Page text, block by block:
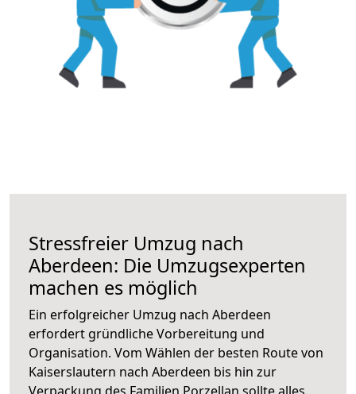
Stressfreier Umzug nach
Aberdeen: Die Umzugsexperten
machen es möglich
Ein erfolgreicher Umzug nach Aberdeen
erfordert gründliche Vorbereitung und
Organisation. Vom Wählen der besten Route von
Kaiserslautern nach Aberdeen bis hin zur